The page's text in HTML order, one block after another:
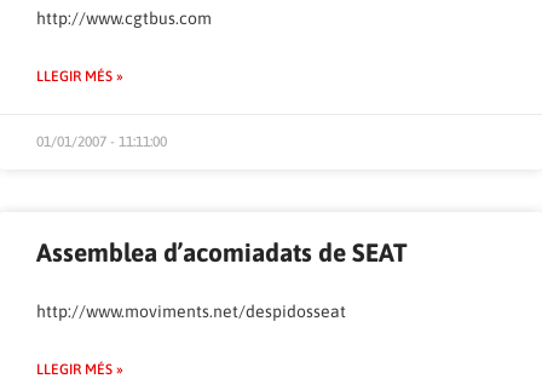
http://www.cgtbus.com
LLEGIR MÉS »
01/01/2007 - 11:11:00
Assemblea d’acomiadats de SEAT
http://www.moviments.net/despidosseat
LLEGIR MÉS »